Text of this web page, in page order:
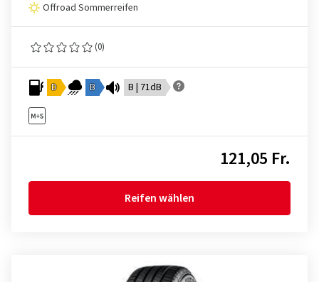
Offroad Sommerreifen
(0)
D B B | 71dB
121,05 Fr.
Reifen wählen